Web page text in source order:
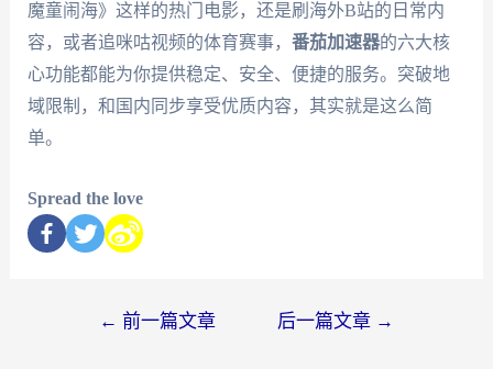
魔童闹海》这样的热门电影，还是刷海外B站的日常内
容，或者追咪咕视频的体育赛事， 番茄加速器的六大核
心功能都能为你提供稳定、安全、便捷的服务。突破地
域限制，和国内同步享受优质内容，其实就是这么简
单。
Spread the love
← 前一篇文章 后一篇文章 →